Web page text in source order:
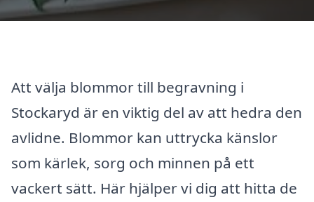
Att välja blommor till begravning i
Stockaryd är en viktig del av att hedra den
avlidne. Blommor kan uttrycka känslor
som kärlek, sorg och minnen på ett
vackert sätt. Här hjälper vi dig att hitta de